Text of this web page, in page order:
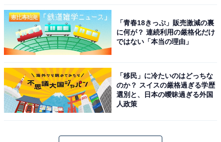
「青春18きっぷ」販売激減の裏
に何が？ 連続利用の厳格化だけ
ではない「本当の理由」
「移民」に冷たいのはどっちな
のか？ スイスの厳格過ぎる学歴
選別と、日本の曖昧過ぎる外国
人政策